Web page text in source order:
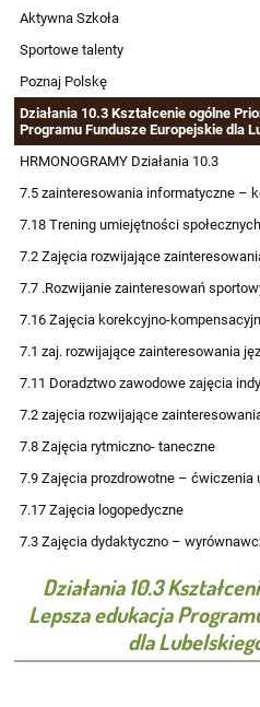
Aktywna Szkoła
Sportowe talenty
Poznaj Polskę
Działania 10.3 Kształcenie ogólne
Programu Fundusze Europejskie dla
HRMONOGRAMY Działania 10.3
7.5 zainteresowania informatyczne –
7.18 Trening umiejętności
7.2 Zajęcia rozwijające
7.7 .Rozwijanie zainteresowań
7.16 Zajęcia korekcyjno-
7.1 zaj. rozwijające zainteresowania
7.11 Doradztwo zawodowe zajęcia
7.2 zajęcia rozwijające
7.8 Zajęcia rytmiczno- taneczne
7.9 Zajęcia prozdrowotne – ćwiczenia
7.17 Zajęcia logopedyczne
7.3 Zajęcia dydaktyczno –
Działania 10.3
Lepsza edukacja
dla